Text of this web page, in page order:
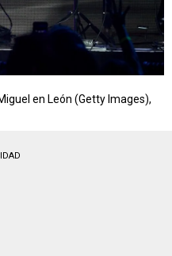
en León (Getty Images),